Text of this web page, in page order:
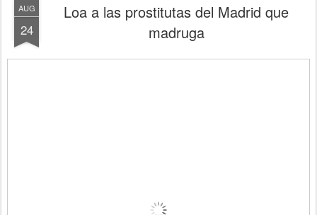
AUG
24
Loa a las prostitutas del Madrid que
madruga